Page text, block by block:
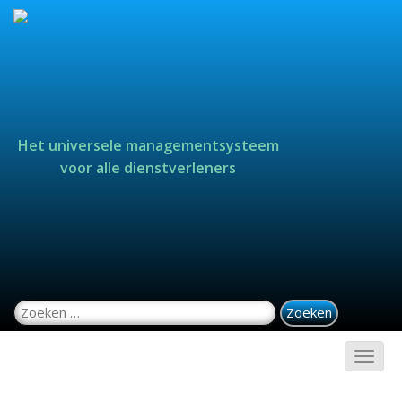
Het universele managementsysteem
voor alle dienstverleners
Zoeken naar: